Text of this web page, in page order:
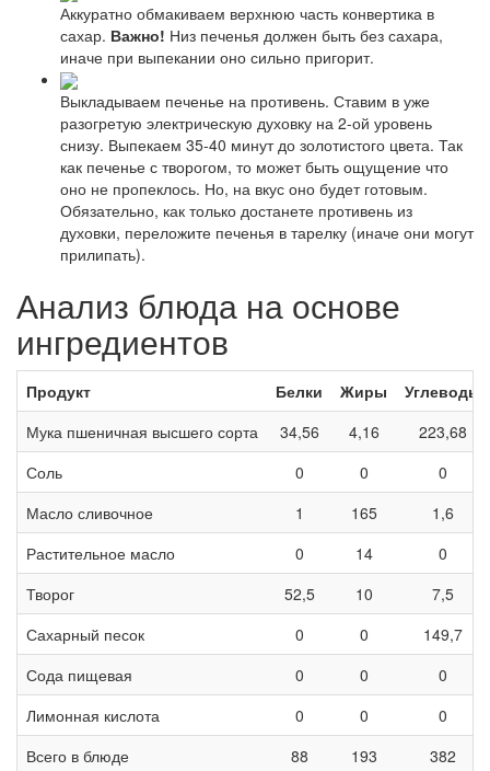
Аккуратно обмакиваем верхнюю часть конвертика в
сахар. Важно! Низ печенья должен быть без сахара,
иначе при выпекании оно сильно пригорит.
Выкладываем печенье на противень. Ставим в уже
разогретую электрическую духовку на 2-ой уровень
снизу. Выпекаем 35-40 минут до золотистого цвета. Так
как печенье с творогом, то может быть ощущение что
оно не пропеклось. Но, на вкус оно будет готовым.
Обязательно, как только достанете противень из
духовки, переложите печенья в тарелку (иначе они могут
прилипать).
Анализ блюда на основе
ингредиентов
Продукт Белки Жиры
Углеводы
Мука пшеничная высшего сорта
34,56 4,16
223,68
Соль
0 0
0
Масло сливочное
1 165
1,6
Растительное масло
0 14
0
Творог
52,5 10
7,5
Сахарный песок
0 0
149,7
Сода пищевая
0 0
0
Лимонная кислота
0 0
0
Всего в блюде
88 193
382